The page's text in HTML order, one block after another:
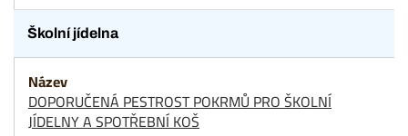
Školní jídelna
DOPORUČENÁ PESTROST POKRMŮ PRO ŠKOLNÍ
JÍDELNY A SPOTŘEBNÍ KOŠ